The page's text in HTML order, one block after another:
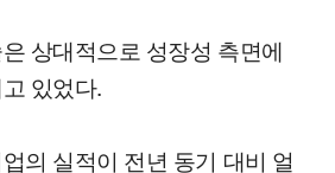
상대적으로 성장성 측면에
있었다.
의 실적이 전년 동기 대비 얼